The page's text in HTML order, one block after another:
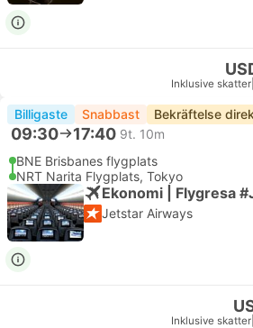
Inklusive skatter
Billigaste Snabbast Bekräftelse
09:30 17:40 9t. 10m
BNE Brisbanes flygplats
NRT Narita Flygplats, Tokyo
Ekonomi | Flygresa
Jetstar Airways
Inklusive skatter